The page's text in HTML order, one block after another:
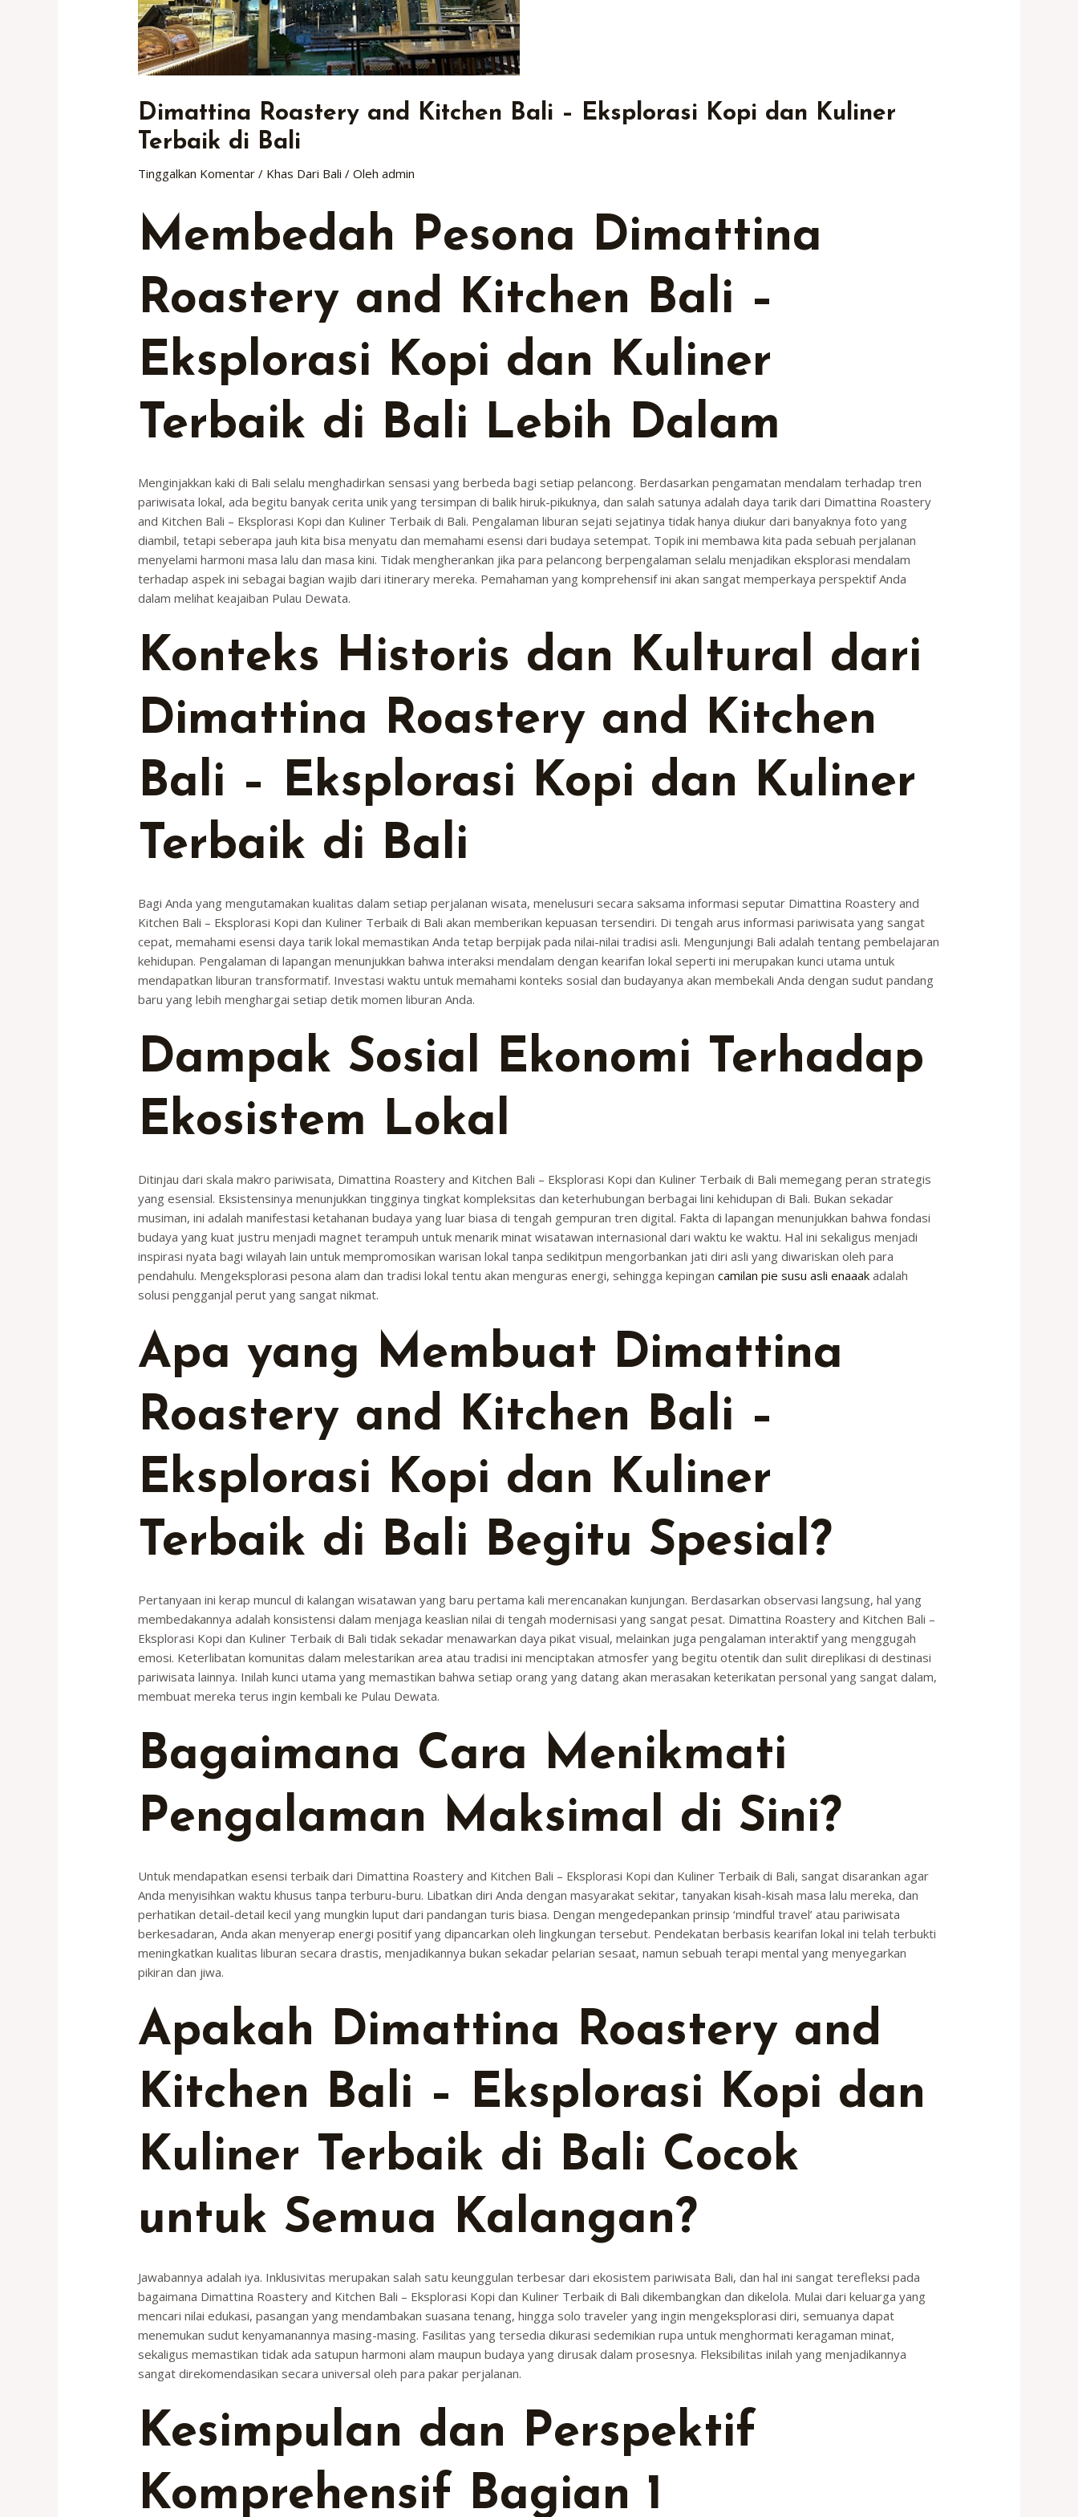
Dimattina Roastery and Kitchen Bali – Eksplorasi Kopi dan Kuliner
Terbaik di Bali
Tinggalkan Komentar / Khas Dari Bali / Olehadmin
Membedah Pesona Dimattina
Roastery and Kitchen Bali –
Eksplorasi Kopi dan Kuliner
Terbaik di Bali Lebih Dalam
Menginjakkan kaki di Bali selalu menghadirkan sensasi yang berbeda bagi setiap pelancong. Berdasarkan pengamatan mendalam terhadap tren
pariwisata lokal, ada begitu banyak cerita unik yang tersimpan di balik hiruk-pikuknya, dan salah satunya adalah daya tarik dari Dimattina Roastery
and Kitchen Bali – Eksplorasi Kopi dan Kuliner Terbaik di Bali. Pengalaman liburan sejati sejatinya tidak hanya diukur dari banyaknya foto yang
diambil, tetapi seberapa jauh kita bisa menyatu dan memahami esensi dari budaya setempat. Topik ini membawa kita pada sebuah perjalanan
menyelami harmoni masa lalu dan masa kini. Tidak mengherankan jika para pelancong berpengalaman selalu menjadikan eksplorasi mendalam
terhadap aspek ini sebagai bagian wajib dari itinerary mereka. Pemahaman yang komprehensif ini akan sangat memperkaya perspektif Anda
dalam melihat keajaiban Pulau Dewata.
Konteks Historis dan Kultural dari
Dimattina Roastery and Kitchen
Bali – Eksplorasi Kopi dan Kuliner
Terbaik di Bali
Bagi Anda yang mengutamakan kualitas dalam setiap perjalanan wisata, menelusuri secara saksama informasi seputar Dimattina Roastery and
Kitchen Bali – Eksplorasi Kopi dan Kuliner Terbaik di Bali akan memberikan kepuasan tersendiri. Di tengah arus informasi pariwisata yang sangat
cepat, memahami esensi daya tarik lokal memastikan Anda tetap berpijak pada nilai-nilai tradisi asli. Mengunjungi Bali adalah tentang pembelajaran
kehidupan. Pengalaman di lapangan menunjukkan bahwa interaksi mendalam dengan kearifan lokal seperti ini merupakan kunci utama untuk
mendapatkan liburan transformatif. Investasi waktu untuk memahami konteks sosial dan budayanya akan membekali Anda dengan sudut pandang
baru yang lebih menghargai setiap detik momen liburan Anda.
Dampak Sosial Ekonomi Terhadap
Ekosistem Lokal
Ditinjau dari skala makro pariwisata, Dimattina Roastery and Kitchen Bali – Eksplorasi Kopi dan Kuliner Terbaik di Bali memegang peran strategis
yang esensial. Eksistensinya menunjukkan tingginya tingkat kompleksitas dan keterhubungan berbagai lini kehidupan di Bali. Bukan sekadar
musiman, ini adalah manifestasi ketahanan budaya yang luar biasa di tengah gempuran tren digital. Fakta di lapangan menunjukkan bahwa fondasi
budaya yang kuat justru menjadi magnet terampuh untuk menarik minat wisatawan internasional dari waktu ke waktu. Hal ini sekaligus menjadi
inspirasi nyata bagi wilayah lain untuk mempromosikan warisan lokal tanpa sedikitpun mengorbankan jati diri asli yang diwariskan oleh para
pendahulu. Mengeksplorasi pesona alam dan tradisi lokal tentu akan menguras energi, sehingga kepingancamilan pie susu asli enaaak adalah
solusi pengganjal perut yang sangat nikmat.
Apa yang Membuat Dimattina
Roastery and Kitchen Bali –
Eksplorasi Kopi dan Kuliner
Terbaik di Bali Begitu Spesial?
Pertanyaan ini kerap muncul di kalangan wisatawan yang baru pertama kali merencanakan kunjungan. Berdasarkan observasi langsung, hal yang
membedakannya adalah konsistensi dalam menjaga keaslian nilai di tengah modernisasi yang sangat pesat. Dimattina Roastery and Kitchen Bali –
Eksplorasi Kopi dan Kuliner Terbaik di Bali tidak sekadar menawarkan daya pikat visual, melainkan juga pengalaman interaktif yang menggugah
emosi. Keterlibatan komunitas dalam melestarikan area atau tradisi ini menciptakan atmosfer yang begitu otentik dan sulit direplikasi di destinasi
pariwisata lainnya. Inilah kunci utama yang memastikan bahwa setiap orang yang datang akan merasakan keterikatan personal yang sangat dalam,
membuat mereka terus ingin kembali ke Pulau Dewata.
Bagaimana Cara Menikmati
Pengalaman Maksimal di Sini?
Untuk mendapatkan esensi terbaik dari Dimattina Roastery and Kitchen Bali – Eksplorasi Kopi dan Kuliner Terbaik di Bali, sangat disarankan agar
Anda menyisihkan waktu khusus tanpa terburu-buru. Libatkan diri Anda dengan masyarakat sekitar, tanyakan kisah-kisah masa lalu mereka, dan
perhatikan detail-detail kecil yang mungkin luput dari pandangan turis biasa. Dengan mengedepankan prinsip ‘mindful travel’ atau pariwisata
berkesadaran, Anda akan menyerap energi positif yang dipancarkan oleh lingkungan tersebut. Pendekatan berbasis kearifan lokal ini telah terbukti
meningkatkan kualitas liburan secara drastis, menjadikannya bukan sekadar pelarian sesaat, namun sebuah terapi mental yang menyegarkan
pikiran dan jiwa.
Apakah Dimattina Roastery and
Kitchen Bali – Eksplorasi Kopi dan
Kuliner Terbaik di Bali Cocok
untuk Semua Kalangan?
Jawabannya adalah iya. Inklusivitas merupakan salah satu keunggulan terbesar dari ekosistem pariwisata Bali, dan hal ini sangat terefleksi pada
bagaimana Dimattina Roastery and Kitchen Bali – Eksplorasi Kopi dan Kuliner Terbaik di Bali dikembangkan dan dikelola. Mulai dari keluarga yang
mencari nilai edukasi, pasangan yang mendambakan suasana tenang, hingga solo traveler yang ingin mengeksplorasi diri, semuanya dapat
menemukan sudut kenyamanannya masing-masing. Fasilitas yang tersedia dikurasi sedemikian rupa untuk menghormati keragaman minat,
sekaligus memastikan tidak ada satupun harmoni alam maupun budaya yang dirusak dalam prosesnya. Fleksibilitas inilah yang menjadikannya
sangat direkomendasikan secara universal oleh para pakar perjalanan.
Kesimpulan dan Perspektif
Komprehensif Bagian 1